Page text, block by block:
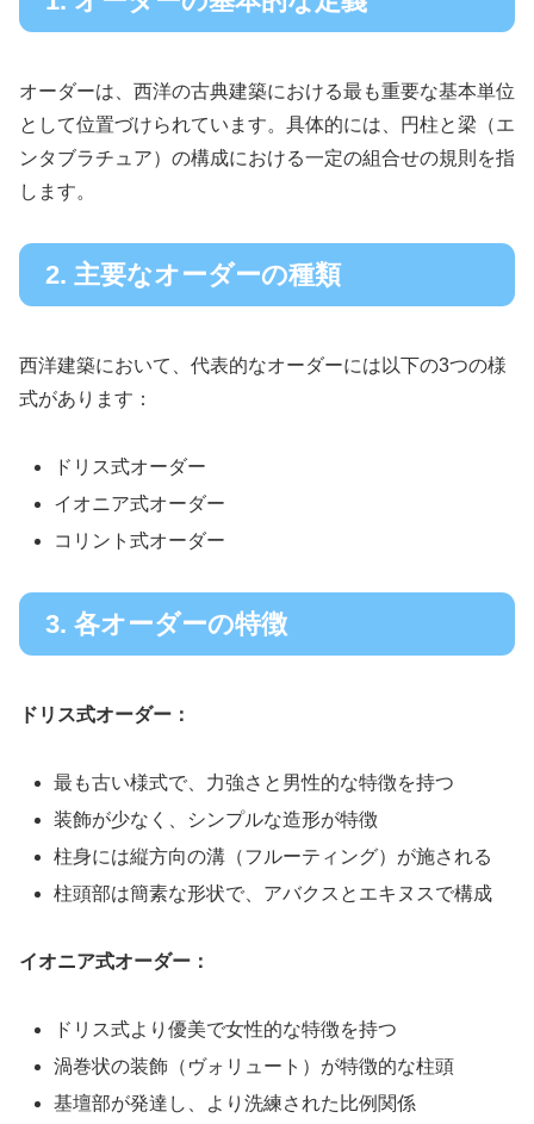
オーダーは、西洋の古典建築における最も重要な基本単位
として位置づけられています。具体的には、円柱と梁（エ
ンタブラチュア）の構成における一定の組合せの規則を指
します。
2. 主要なオーダーの種類
西洋建築において、代表的なオーダーには以下の3つの様
式があります：
ドリス式オーダー
イオニア式オーダー
コリント式オーダー
3. 各オーダーの特徴
ドリス式オーダー：
最も古い様式で、力強さと男性的な特徴を持つ
装飾が少なく、シンプルな造形が特徴
柱身には縦方向の溝（フルーティング）が施される
柱頭部は簡素な形状で、アバクスとエキヌスで構成
イオニア式オーダー：
ドリス式より優美で女性的な特徴を持つ
渦巻状の装飾（ヴォリュート）が特徴的な柱頭
基壇部が発達し、より洗練された比例関係